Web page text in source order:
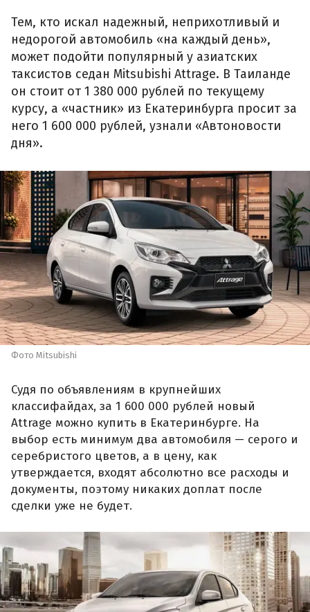
Тем, кто искал надежный, неприхотливый и
недорогой автомобиль «на каждый день»,
может подойти популярный у азиатских
таксистов седан Mitsubishi Attrage. В Таиланде
он стоит от 1 380 000 рублей по текущему
курсу, а «частник» из Екатеринбурга просит за
него 1 600 000 рублей, узнали «Автоновости
дня».
Фото Mitsubishi
Судя по объявлениям в крупнейших
классифайдах, за 1 600 000 рублей новый
Attrage можно купить в Екатеринбурге. На
выбор есть минимум два автомобиля — серого и
серебристого цветов, а в цену, как
утверждается, входят абсолютно все расходы и
документы, поэтому никаких доплат после
сделки уже не будет.